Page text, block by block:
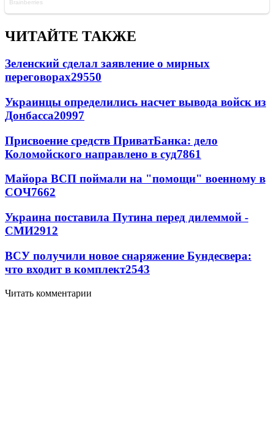
ЧИТАЙТЕ ТАКЖЕ
Зеленский сделал заявление о мирных
переговорах29550
Украинцы определились насчет вывода войск из
Донбасса20997
Присвоение средств ПриватБанка: дело
Коломойского направлено в суд7861
Майора ВСП поймали на "помощи" военному в
СОЧ7662
Украина поставила Путина перед дилеммой -
СМИ2912
ВСУ получили новое снаряжение Бундесвера:
что входит в комплект2543
Читать комментарии